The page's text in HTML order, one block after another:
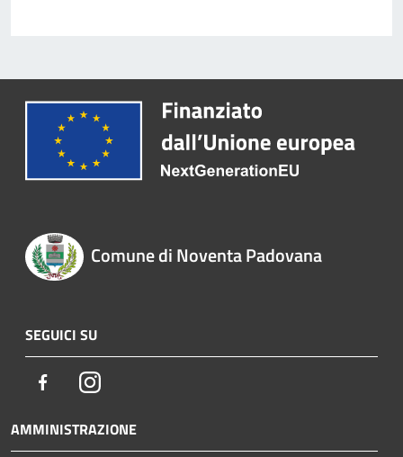
Comune di Noventa Padovana
SEGUICI SU
FacebookInstagram
AMMINISTRAZIONE